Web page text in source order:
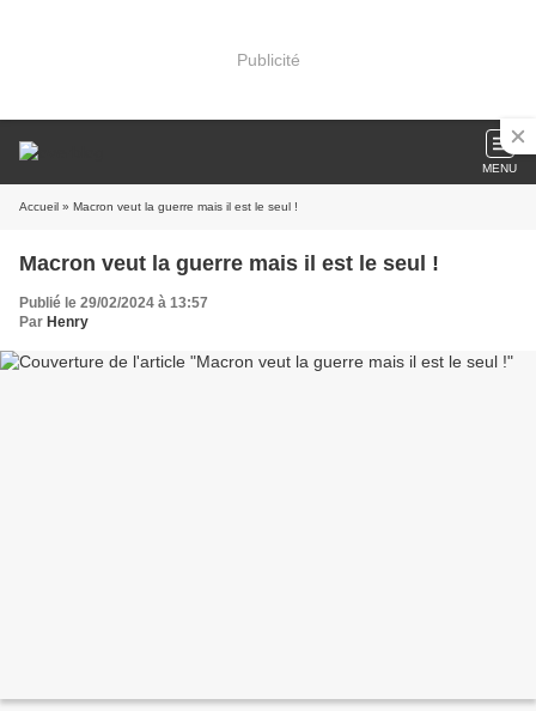
Publicité
MENU
Accueil » Macron veut la guerre mais il est le seul !
Macron veut la guerre mais il est le seul !
Publié le 29/02/2024 à 13:57
Par Henry